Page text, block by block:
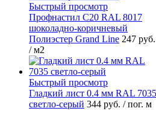
Быстрый просмотр
Профнастил С20 RAL 8017
шоколадно-коричневый
Полиэстер Grand Line 247 руб.
/ м2
Быстрый просмотр
Гладкий лист 0.4 мм RAL 7035
светло-серый 344 руб. / пог. м